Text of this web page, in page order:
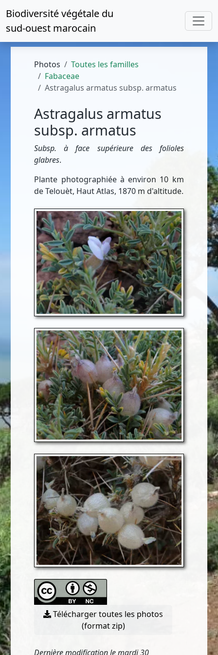
Biodiversité végétale du
sud-ouest marocain
Photos
Toutes les familles
Fabaceae
Astragalus armatus subsp. armatus
Astragalus armatus
subsp. armatus
Subsp. à face supérieure des folioles
glabres.
Plante photographiée à environ 10 km
de Telouèt, Haut Atlas, 1870 m d'altitude.
Télécharger toutes les photos
(format zip)
Dernière modification le mardi 30